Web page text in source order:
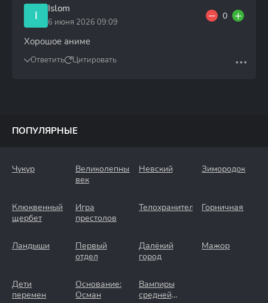
I Islom
6 июня 2026 09:09
0
Хорошое аниме
Ответить Цитировать
ПОПУЛЯРНЫЕ
Чукур
Великолепный
век
Невский Зимородок
Клюквенный
щербет
Игра
престолов
Телохранители Горничная
Ландыши
Первый
отдел
Далёкий
город
Мажор
Дети
перемен
Основание:
Осман
Вампиры
средней